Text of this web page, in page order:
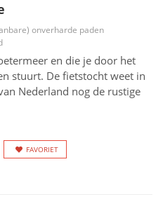
onverharde paden
en die je door het
stuurt. De fietstocht weet in
Nederland nog de rustige
FAVORIET